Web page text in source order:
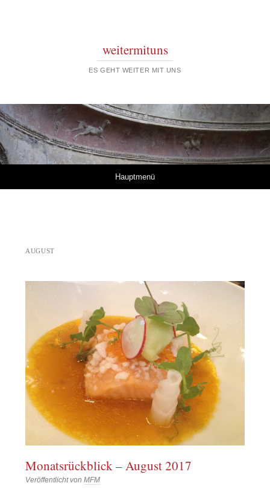
weitermituns
ES GEHT WEITER MIT UNS
Hauptmenü
AUGUST
Monatsrückblick – August 2017
Veröffentlicht vonMFM